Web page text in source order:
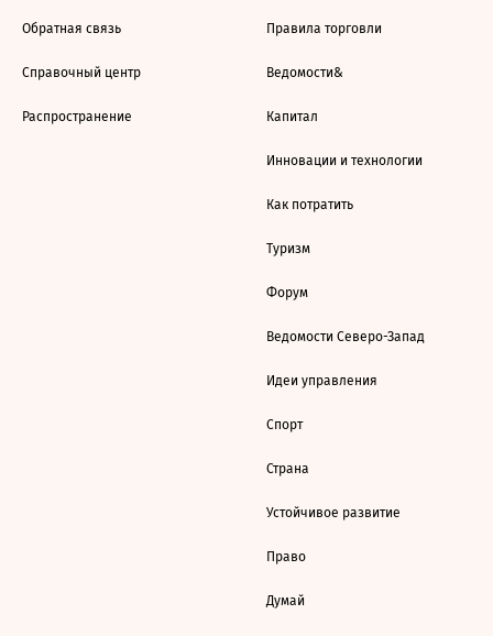
Обратная связь
Справочный центр
Распространение
Правила торговли
Ведомости&
Капитал
Инновации и технологии
Как потратить
Туризм
Форум
Ведомости Северо-Запад
Идеи управления
Спорт
Страна
Устойчивое развитие
Право
Думай